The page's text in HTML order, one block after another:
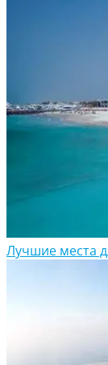
Лучшие места